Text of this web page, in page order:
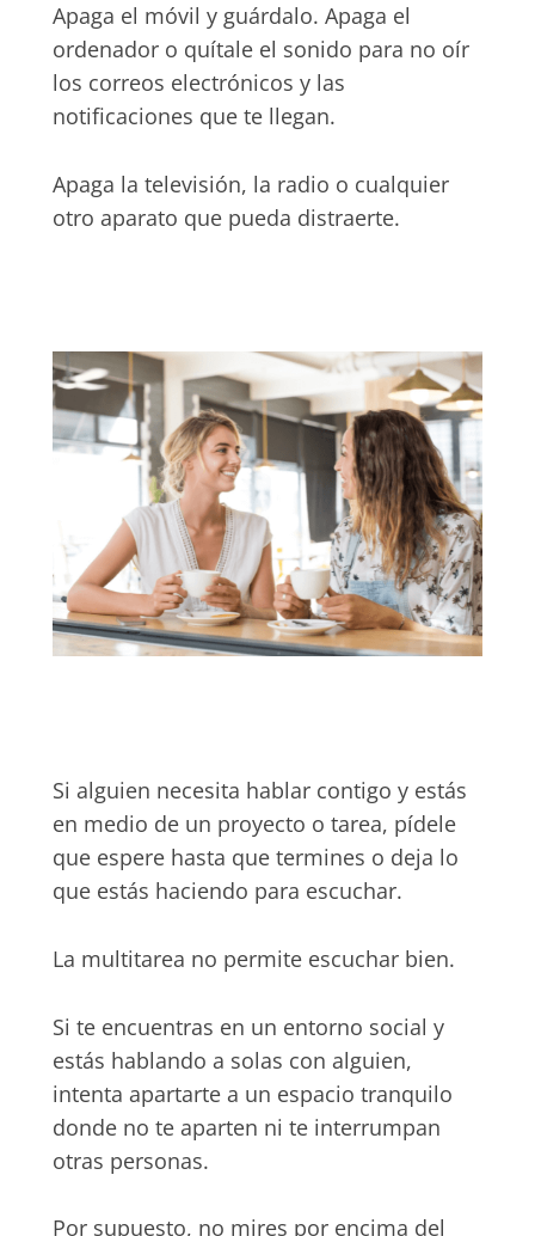
Apaga el móvil y guárdalo. Apaga el
ordenador o quítale el sonido para no oír
los correos electrónicos y las
notificaciones que te llegan.
Apaga la televisión, la radio o cualquier
otro aparato que pueda distraerte.
Si alguien necesita hablar contigo y estás
en medio de un proyecto o tarea, pídele
que espere hasta que termines o deja lo
que estás haciendo para escuchar.
La multitarea no permite escuchar bien.
Si te encuentras en un entorno social y
estás hablando a solas con alguien,
intenta apartarte a un espacio tranquilo
donde no te aparten ni te interrumpan
otras personas.
Por supuesto, no mires por encima del